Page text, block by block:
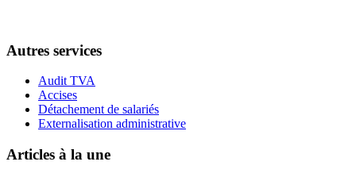
Autres services
Audit TVA
Accises
Détachement de salariés
Externalisation administrative
Articles à la une